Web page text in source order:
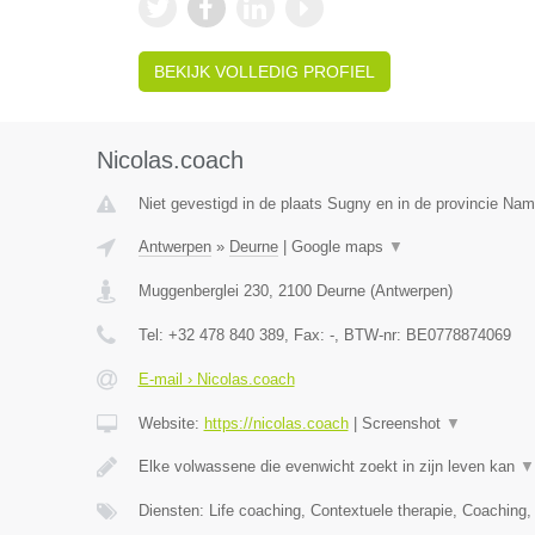
BEKIJK VOLLEDIG PROFIEL
Nicolas.coach
Niet gevestigd in de plaats Sugny en in de provincie
Antwerpen» Deurne| Google maps ▼
Muggenberglei 230, 2100 Deurne(Antwerpen)
Tel: +32 478 840 389, Fax: -, BTW-nr: BE0778874069
E-mail › Nicolas.coach
Website: https://nicolas.coach| Screenshot ▼
Elke volwassene die evenwicht zoekt in zijn leven kan ▼
Diensten: Life coaching, Contextuele therapie,